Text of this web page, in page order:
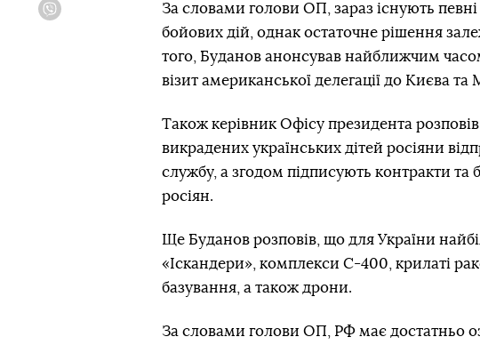
За словами голови ОП, зараз існують
бойових дій, однак остаточне рішення
того, Буданов анонсував найближчим
візит американської делегації до Києва та
Також керівник Офісу президента
викрадених українських дітей росіяни
службу, а згодом підписують контракти та
росіян.
Ще Буданов розповів, що для України
«Іскандери», комплекси С-400, крилаті
базування, а також дрони.
За словами голови ОП, РФ має достатньо